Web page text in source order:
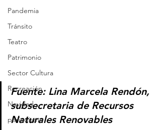
Pandemia
Tránsito
Teatro
Patrimonio
Sector Cultura
Recreación
Navidad
periodismo
Fuente: Lina Marcela Rendón,
subsecretaria de Recursos
Naturales Renovables